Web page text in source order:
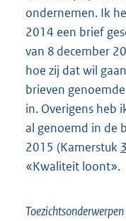
ondernemen. Ik
2014 een brief
van 8 december
hoe zij dat wil
brieven
in. Overigens heb
al genoemd in de
2015 (Kamerstuk
«Kwaliteit loont».